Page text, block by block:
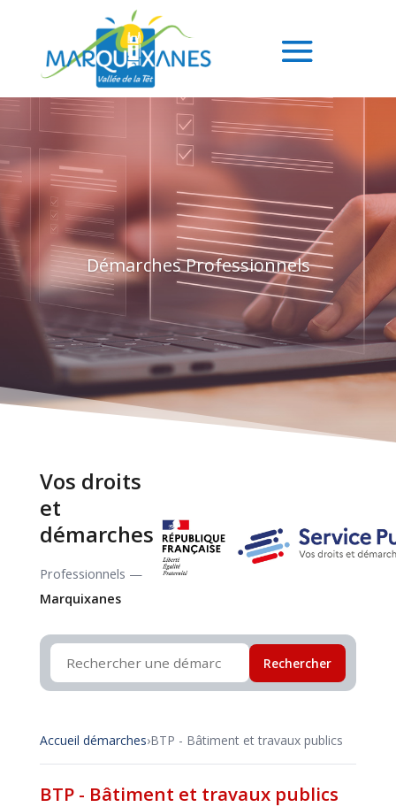
Démarches Professionnels
Vos droits
et
démarches
Professionnels —
Marquixanes
Rechercher
Accueil démarches›BTP - Bâtiment et travaux publics
BTP - Bâtiment et travaux publics